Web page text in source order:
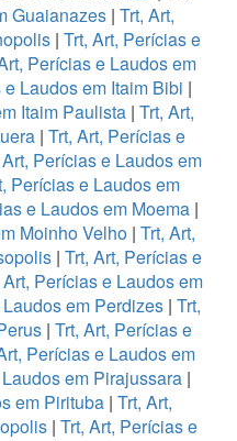
Guaianazes | Trt, Art,
| Trt, Art, Perícias e
Perícias e Laudos em
Laudos em Itaim Bibi |
Itaim Paulista | Trt, Art,
| Trt, Art, Perícias e
Perícias e Laudos em
Perícias e Laudos em
e Laudos em Moema|
Moinho Velho | Trt, Art,
| Trt, Art, Perícias e
Art, Perícias e Laudos em
em Perdizes | Trt,
| Trt, Art, Perícias e
Perícias e Laudos em
em Pirajussara |
em Pirituba| Trt, Art,
| Trt, Art, Perícias e